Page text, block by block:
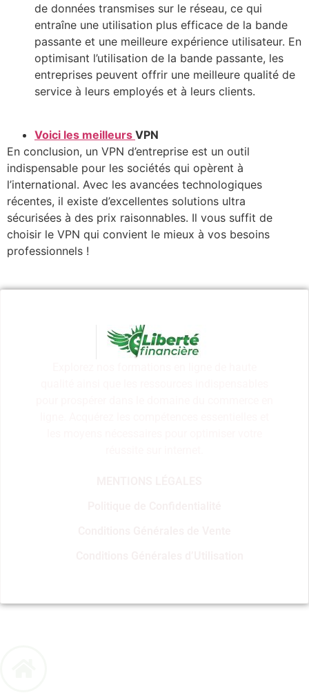
de données transmises sur le réseau, ce qui
entraîne une utilisation plus efficace de la bande
passante et une meilleure expérience utilisateur. En
optimisant l’utilisation de la bande passante, les
entreprises peuvent offrir une meilleure qualité de
service à leurs employés et à leurs clients.
Voici les meilleurs VPN
En conclusion, un VPN d’entreprise est un outil
indispensable pour les sociétés qui opèrent à
l’international. Avec les avancées technologiques
récentes, il existe d’excellentes solutions ultra
sécurisées à des prix raisonnables. Il vous suffit de
choisir le VPN qui convient le mieux à vos besoins
professionnels !